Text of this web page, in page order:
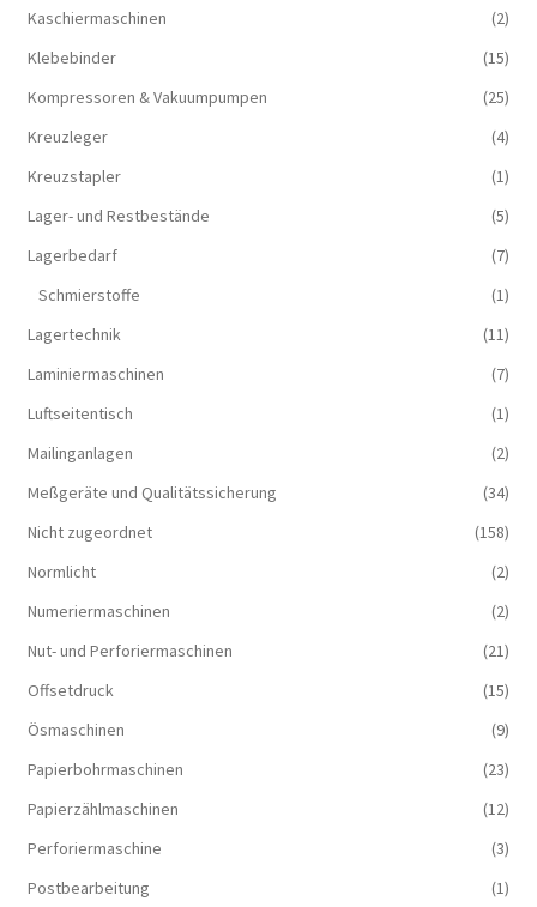
Kaschiermaschinen
(2)
Klebebinder
(15)
Kompressoren & Vakuum­pumpen
(25)
Kreuzleger
(4)
Kreuzstapler
(1)
Lager- und Restbestände
(5)
Lagerbedarf
(7)
Schmierstoffe
(1)
Lagertechnik
(11)
Laminiermaschinen
(7)
Luftseitentisch
(1)
Mailinganlagen
(2)
Meßgeräte und Qualitätssicherung
(34)
Nicht zugeordnet
(158)
Normlicht
(2)
Numeriermaschinen
(2)
Nut- und Perforiermaschinen
(21)
Offsetdruck
(15)
Ösmaschinen
(9)
Papierbohrmaschinen
(23)
Papierzählmaschinen
(12)
Perforiermaschine
(3)
Postbearbeitung
(1)